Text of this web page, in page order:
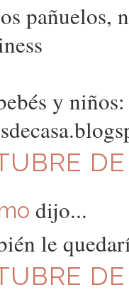
pañuelos,
y
dijo...
le